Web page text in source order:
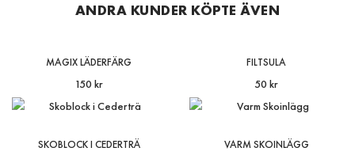
ANDRA KUNDER KÖPTE ÄVEN
MAGIX LÄDERFÄRG
150 kr
FILTSULA
50 kr
SKOBLOCK I CEDERTRÄ VARM SKOINLÄGG